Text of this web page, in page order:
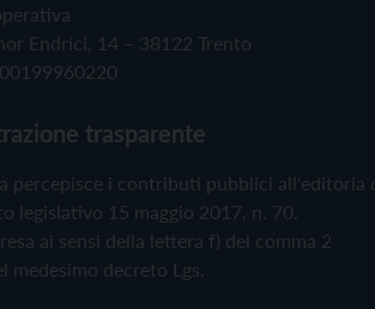
Endrici, 14 – 38122 Trento
00199960220
trasparente
percepisce i contributi pubblici all'editoria
legislativo 15 maggio 2017, n. 70.
ai sensi della lettera f) del comma 2
medesimo decreto Lgs.